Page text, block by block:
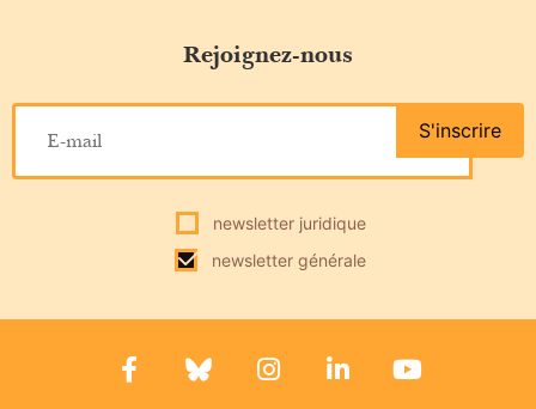
Rejoignez-nous
newsletter juridique
newsletter générale
S'inscrire